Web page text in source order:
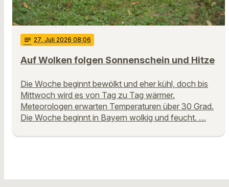
notes 27. Juli 2026 08:06
Auf Wolken folgen Sonnenschein und Hitze
Die Woche beginnt bewölkt und eher kühl, doch bis
Mittwoch wird es von Tag zu Tag wärmer.
Meteorologen erwarten Temperaturen über 30 Grad.
Die Woche beginnt in Bayern wolkig und feucht. …